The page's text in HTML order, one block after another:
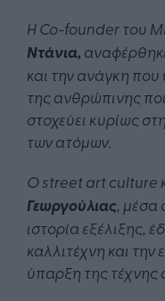
Η Co-founder του
Ντάνια,
και την ανάγκη
της ανθρώπινης
στοχεύει κυρίως σ
των ατόμων.
Ο street art culture
Γεωργούλιας, μέσα
ιστορία εξέλιξης,
καλλιτέχνη και
ύπαρξη της τέχνης